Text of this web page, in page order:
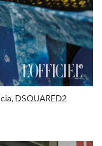
DSQUARED2